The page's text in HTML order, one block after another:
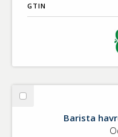
GTIN
Välj
Barista